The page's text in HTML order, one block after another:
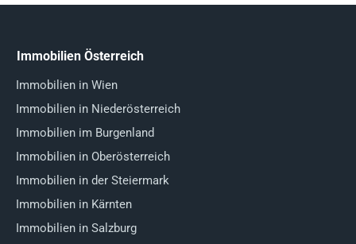
Immobilien Österreich
Immobilien in Wien
Immobilien in Niederösterreich
Immobilien im Burgenland
Immobilien in Oberösterreich
Immobilien in der Steiermark
Immobilien in Kärnten
Immobilien in Salzburg